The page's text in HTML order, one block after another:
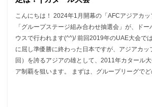
こんにちは！ 2024年1月開幕の「AFCアジアカ
「グループステージ組み合わせ抽選会」が、ド
ウスで行われます(^^)/ 前回2019年のUAE大会で
に屈し準優勝に終わった日本ですが、アジアカッ
回）を誇るアジアの雄として、2011年カタール
ア制覇を狙います。 まずは、グループリーグで